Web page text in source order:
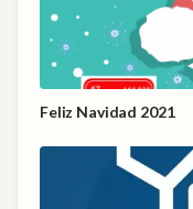
Feliz Navidad 2021